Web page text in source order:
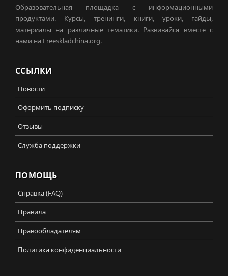
Образовательная площадка с информационными
продуктами. Курсы, тренинги, книги, уроки, гайды,
материалы на различные тематики. Развивайся вместе с
нами на Freeskladchina.org.
ССЫЛКИ
Новости
Оформить подписку
Отзывы
Служба поддержки
ПОМОЩЬ
Справка (FAQ)
Правила
Правообладателям
Политика конфиденциальности